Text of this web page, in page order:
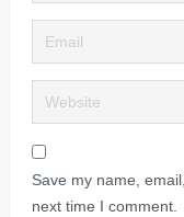
Save my name,
next time I comment.